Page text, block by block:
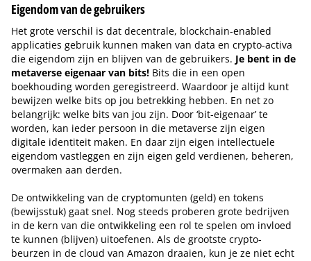
Eigendom van de gebruikers
Het grote verschil is dat decentrale, blockchain-enabled
applicaties gebruik kunnen maken van data en crypto-activa
die eigendom zijn en blijven van de gebruikers. Je bent in de
metaverse eigenaar van bits! Bits die in een open
boekhouding worden geregistreerd. Waardoor je altijd kunt
bewijzen welke bits op jou betrekking hebben. En net zo
belangrijk: welke bits van jou zijn. Door ‘bit-eigenaar’ te
worden, kan ieder persoon in die metaverse zijn eigen
digitale identiteit maken. En daar zijn eigen intellectuele
eigendom vastleggen en zijn eigen geld verdienen, beheren,
overmaken aan derden.
De ontwikkeling van de cryptomunten (geld) en tokens
(bewijsstuk) gaat snel. Nog steeds proberen grote bedrijven
in de kern van die ontwikkeling een rol te spelen om invloed
te kunnen (blijven) uitoefenen. Als de grootste crypto-
beurzen in de cloud van Amazon draaien, kun je ze niet echt